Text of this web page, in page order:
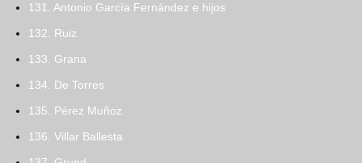
131. Antonio García Fernández e hijos
132. Ruiz
133. Grana
134. De Torres
135. Pérez Muñoz
136. Villar Ballesta